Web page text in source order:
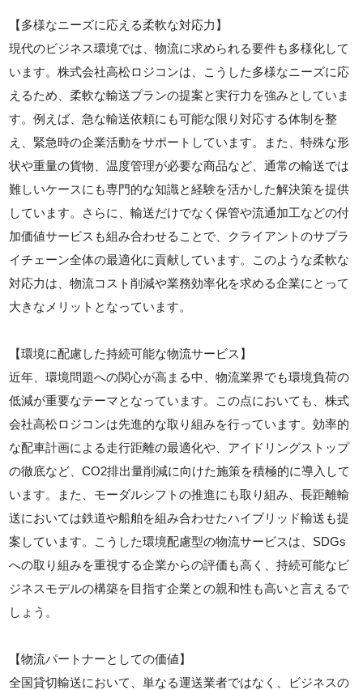
【多様なニーズに応える柔軟な対応力】
現代のビジネス環境では、物流に求められる要件も多様化して
います。株式会社高松ロジコンは、こうした多様なニーズに応
えるため、柔軟な輸送プランの提案と実行力を強みとしていま
す。例えば、急な輸送依頼にも可能な限り対応する体制を整
え、緊急時の企業活動をサポートしています。また、特殊な形
状や重量の貨物、温度管理が必要な商品など、通常の輸送では
難しいケースにも専門的な知識と経験を活かした解決策を提供
しています。さらに、輸送だけでなく保管や流通加工などの付
加価値サービスも組み合わせることで、クライアントのサプラ
イチェーン全体の最適化に貢献しています。このような柔軟な
対応力は、物流コスト削減や業務効率化を求める企業にとって
大きなメリットとなっています。
【環境に配慮した持続可能な物流サービス】
近年、環境問題への関心が高まる中、物流業界でも環境負荷の
低減が重要なテーマとなっています。この点においても、株式
会社高松ロジコンは先進的な取り組みを行っています。効率的
な配車計画による走行距離の最適化や、アイドリングストップ
の徹底など、CO2排出量削減に向けた施策を積極的に導入して
います。また、モーダルシフトの推進にも取り組み、長距離輸
送においては鉄道や船舶を組み合わせたハイブリッド輸送も提
案しています。こうした環境配慮型の物流サービスは、SDGs
への取り組みを重視する企業からの評価も高く、持続可能なビ
ジネスモデルの構築を目指す企業との親和性も高いと言えるで
しょう。
【物流パートナーとしての価値】
全国貸切輸送において、単なる運送業者ではなく、ビジネスの